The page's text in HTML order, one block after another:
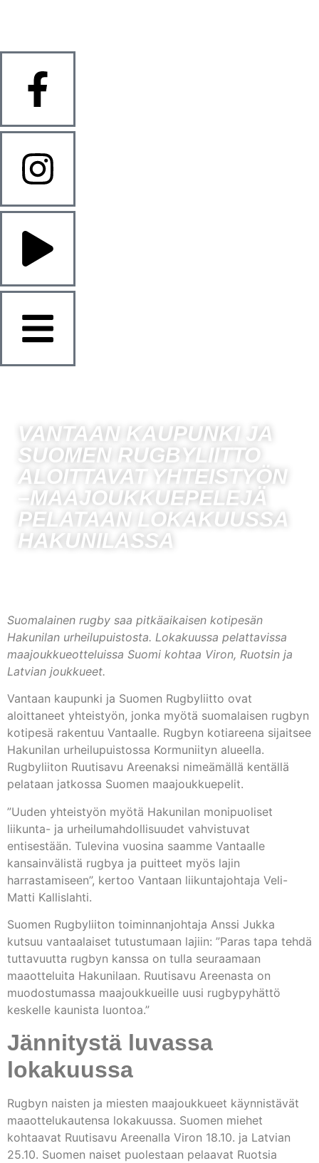
VANTAAN KAUPUNKI JA
SUOMEN RUGBYLIITTO
ALOITTAVAT YHTEISTYÖN
–MAAJOUKKUEPELEJÄ
PELATAAN LOKAKUUSSA
HAKUNILASSA
Suomalainen rugby saa pitkäaikaisen kotipesän
Hakunilan urheilupuistosta. Lokakuussa pelattavissa
maajoukkueotteluissa Suomi kohtaa Viron, Ruotsin ja
Latvian joukkueet.
Vantaan kaupunki ja Suomen Rugbyliitto ovat
aloittaneet yhteistyön, jonka myötä suomalaisen rugbyn
kotipesä rakentuu Vantaalle. Rugbyn kotiareena sijaitsee
Hakunilan urheilupuistossa Kormuniityn alueella.
Rugbyliiton Ruutisavu Areenaksi nimeämällä kentällä
pelataan jatkossa Suomen maajoukkuepelit.
”Uuden yhteistyön myötä Hakunilan monipuoliset
liikunta- ja urheilumahdollisuudet vahvistuvat
entisestään. Tulevina vuosina saamme Vantaalle
kansainvälistä rugbya ja puitteet myös lajin
harrastamiseen”, kertoo Vantaan liikuntajohtaja Veli-
Matti Kallislahti.
Suomen Rugbyliiton toiminnanjohtaja Anssi Jukka
kutsuu vantaalaiset tutustumaan lajiin: ”Paras tapa tehdä
tuttavuutta rugbyn kanssa on tulla seuraamaan
maaotteluita Hakunilaan. Ruutisavu Areenasta on
muodostumassa maajoukkueille uusi rugbypyhättö
keskelle kaunista luontoa.”
Jännitystä luvassa
lokakuussa
Rugbyn naisten ja miesten maajoukkueet käynnistävät
maaottelukautensa lokakuussa. Suomen miehet
kohtaavat Ruutisavu Areenalla Viron 18.10. ja Latvian
25.10. Suomen naiset puolestaan pelaavat Ruotsia